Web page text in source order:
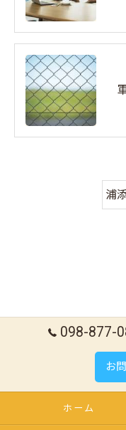
浦
098-877-
お
ホーム